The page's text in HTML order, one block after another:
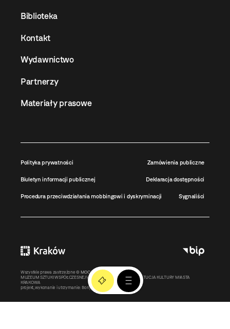
Biblioteka
Kontakt
Wydawnictwo
Partnerzy
Materiały prasowe
Polityka prywatności Zamówienia publiczne
Biuletyn informacji publicznej Deklaracja dostępności
Procedura przeciwdziałania mobbingowi i dyskryminacji Sygnaliści
Wszystkie prawa zastrzeżone © MOCAK2011-2026
MUZEUM SZTUKI WSPÓŁCZESNEJ W KRAKOWIE MOCAK – INSTYTUCJA KULTURY MIASTA
KRAKOWA
projekt, wykonanie i utrzymanie: Bonjour.pl